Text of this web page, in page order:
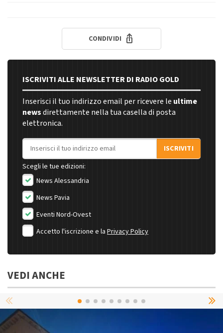
CONDIVIDI
ISCRIVITI ALLE NEWSLETTER DI RADIO GOLD
Inserisci il tuo indirizzo email per ricevere le ultime
newsdirettamente nella tua casella di posta
elettronica.
Indirizzo email
ISCRIVITI
Scegli le tue edizioni:
News Alessandria
News Pavia
Eventi Nord-Ovest
Accetto l'iscrizione e la Privacy Policy
VEDI ANCHE